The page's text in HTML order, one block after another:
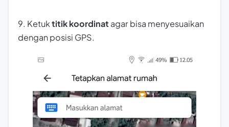
9. Ketuktitik koordinat agar bisa menyesuaikan
dengan posisi GPS.